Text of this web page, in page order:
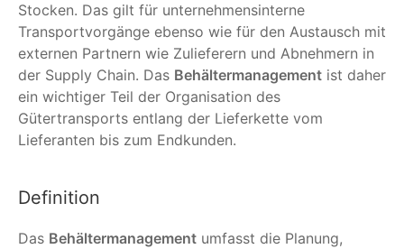
Stocken. Das gilt für unternehmensinterne
Transportvorgänge ebenso wie für den Austausch mit
externen Partnern wie Zulieferern und Abnehmern in
der Supply Chain. Das Behältermanagement ist daher
ein wichtiger Teil der Organisation des
Gütertransports entlang der Lieferkette vom
Lieferanten bis zum Endkunden.
Definition
Das Behältermanagement umfasst die Planung,